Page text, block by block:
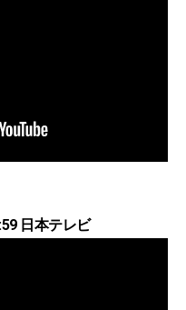
日本テレビ